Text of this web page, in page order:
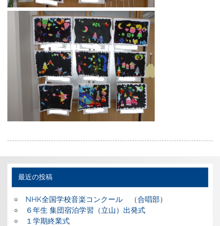
最近の投稿
NHK全国学校音楽コンクール （合唱部）
６年生 集団宿泊学習（立山）出発式
１学期終業式